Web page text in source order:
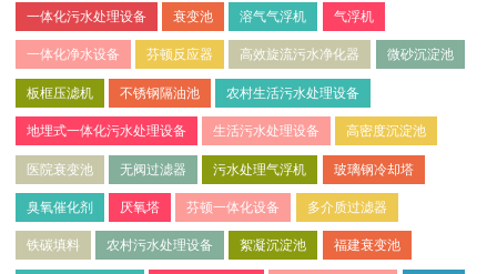
一体化污水处理设备 衰变池 溶气气浮机 气浮机
一体化净水设备 芬顿反应器 高效旋流污水净化器 微砂沉淀池
板框压滤机 不锈钢隔油池 农村生活污水处理设备
地埋式一体化污水处理设备 生活污水处理设备 高密度沉淀池
医院衰变池 无阀过滤器 污水处理气浮机 玻璃钢冷却塔
臭氧催化剂 厌氧塔 芬顿一体化设备 多介质过滤器
铁碳填料 农村污水处理设备 絮凝沉淀池 福建衰变池